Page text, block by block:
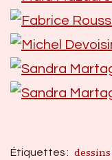
Étiquettes :